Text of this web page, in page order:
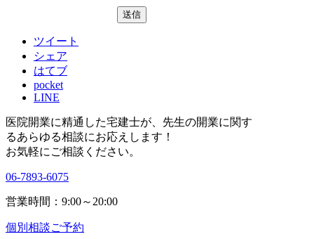
ツイート
シェア
はてブ
pocket
LINE
医院開業に精通した宅建士が、 先生の開業に関す
るあらゆる相談にお応えします！
お気軽にご相談ください。
06-7893-6075
営業時間：9:00～20:00
個別相談ご予約